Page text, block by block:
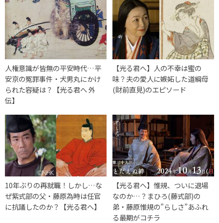
人権意識が皆無の平安時代…平
安京の冤罪事件・犬男丸にかけ
られた容疑は？【光る君へ 外
伝】
【光る君へ】人の不幸は蜜の
味？夫の愛人に嫉妬した道綱母
(財前直見)のエピソード
10年ぶりの再就職！しかし…な
ぜ紫式部の父・藤原為時は任官
に抗議したのか？【光る君へ】
【光る君へ】惟規、ついに退場
なのか…？まひろ(藤式部)の
弟・藤原惟規の”らしさ”あふれ
る最期がコチラ